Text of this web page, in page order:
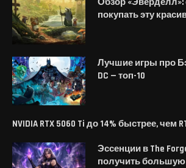
покупать эту
Лучшие игры про
DC — топ-10
NVIDIA RTX 5060 Ti до 14% быстрее, чем
Эссенции в The
получить